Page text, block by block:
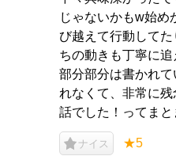
じゃないかもw始め
び越えて行動して
ちの動きも丁寧に
部分部分は書かれ
れなくて、非常に
話でした！ってまと
ナイス ★5